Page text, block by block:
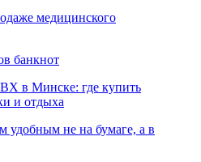
медицинского
банкнот
в Минске: где купить
и отдыха
удобным не на бумаге, а в